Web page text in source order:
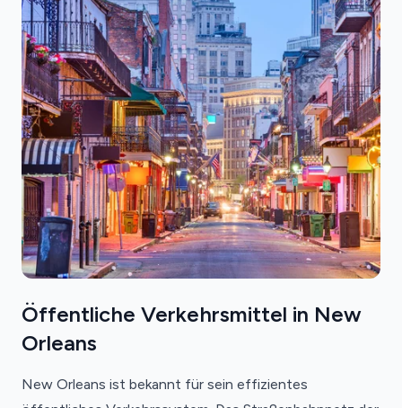
Öffentliche Verkehrsmittel in New
Orleans
New Orleans ist bekannt für sein effizientes